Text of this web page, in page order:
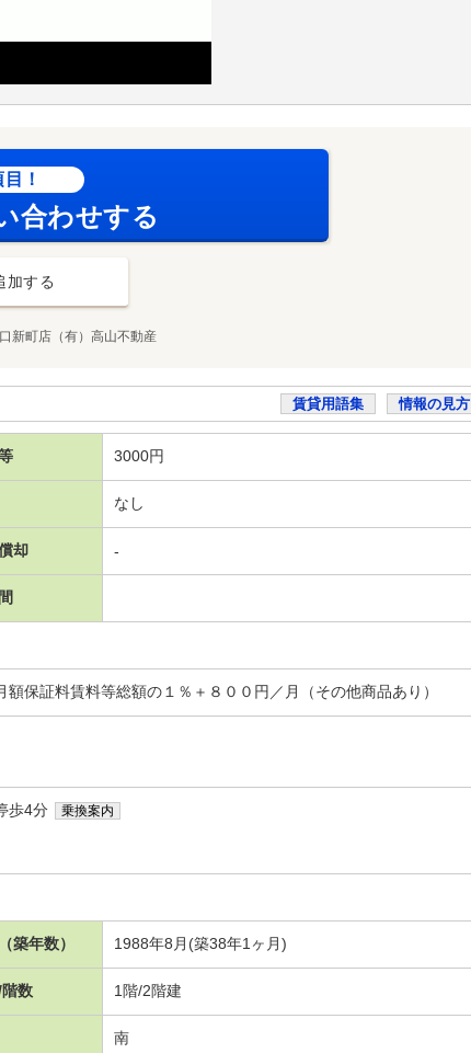
！
合わせする
加する
新町店（有）高山不動産
賃貸用語集 情報の見方
3000円
なし
却 -
保証料賃料等総額の１％＋８００円／月（その他商品あり）
歩4分 乗換案内
築年数） 1988年8月(築38年1ヶ月)
数 1階/2階建
南